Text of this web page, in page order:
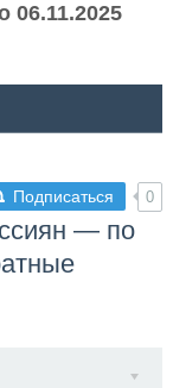
06.11.2025
Подписаться 0
— по